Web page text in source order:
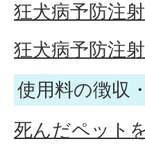
狂犬病予防注
狂犬病予防注射
使用料の徴収
死んだペット